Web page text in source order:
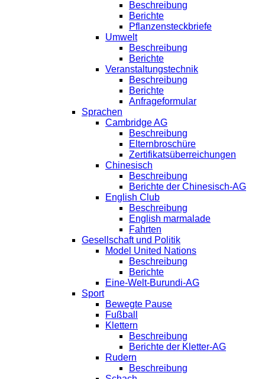
Beschreibung
Berichte
Pflanzensteckbriefe
Umwelt
Beschreibung
Berichte
Veranstaltungstechnik
Beschreibung
Berichte
Anfrageformular
Sprachen
Cambridge AG
Beschreibung
Elternbroschüre
Zertifikatsüberreichungen
Chinesisch
Beschreibung
Berichte der Chinesisch-AG
English Club
Beschreibung
English marmalade
Fahrten
Gesellschaft und Politik
Model United Nations
Beschreibung
Berichte
Eine-Welt-Burundi-AG
Sport
Bewegte Pause
Fußball
Klettern
Beschreibung
Berichte der Kletter-AG
Rudern
Beschreibung